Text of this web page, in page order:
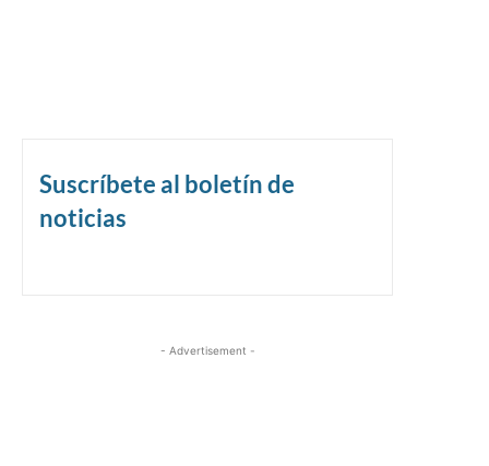
Suscríbete al boletín de
noticias
- Advertisement -